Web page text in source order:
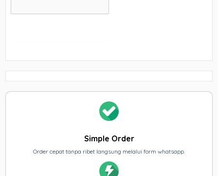
Simple Order
Order cepat tanpa ribet langsung melalui form whatsapp.